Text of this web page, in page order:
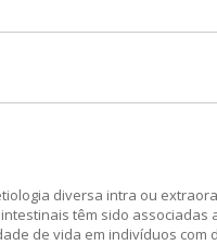
diversa intra ou
têm sido
de vida em indivíduos com